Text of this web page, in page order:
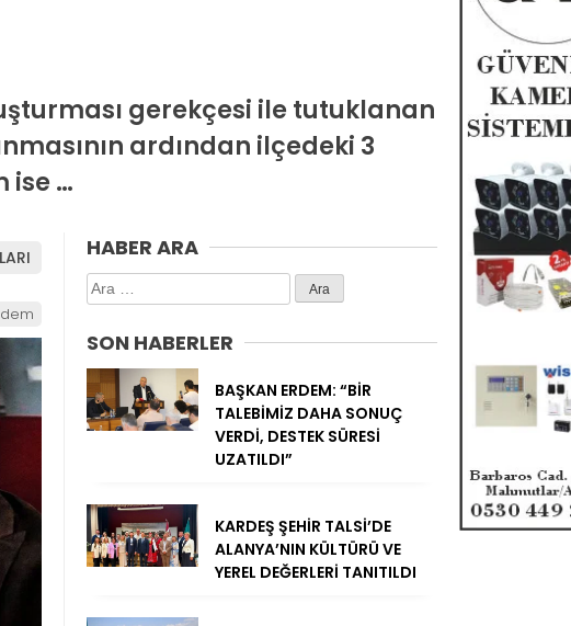
gerekçesi ile tutuklanan
ardından ilçedeki 3
ise …
HABER ARA
Arama:
SON HABERLER
BAŞKAN ERDEM: “BİR
TALEBİMİZ DAHA SONUÇ
VERDİ, DESTEK SÜRESİ
UZATILDI”
KARDEŞ ŞEHİR TALSİ’DE
ALANYA’NIN KÜLTÜRÜ VE
YEREL DEĞERLERİ TANITILDI